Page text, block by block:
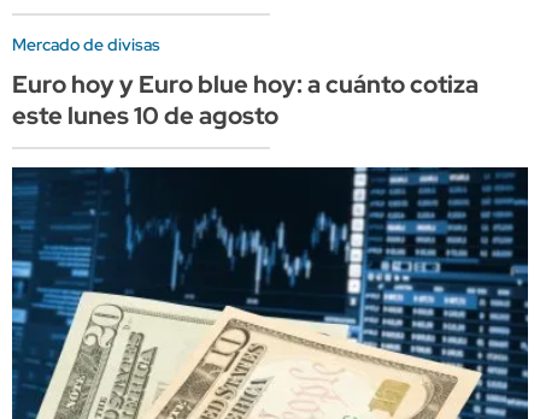
Mercado de divisas
Euro hoy y Euro blue hoy: a cuánto cotiza
este lunes 10 de agosto